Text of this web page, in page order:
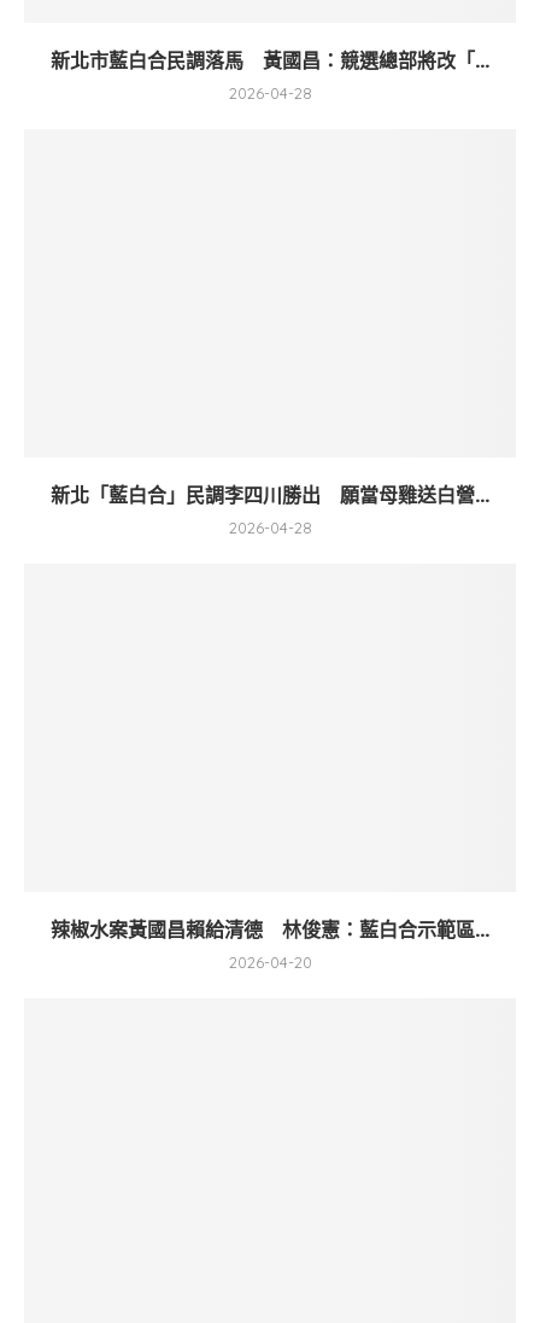
新北市藍白合民調落馬 黃國昌：競選總部將改「...
2026-04-28
新北「藍白合」民調李四川勝出 願當母雞送白營...
2026-04-28
辣椒水案黃國昌賴給清德 林俊憲：藍白合示範區...
2026-04-20